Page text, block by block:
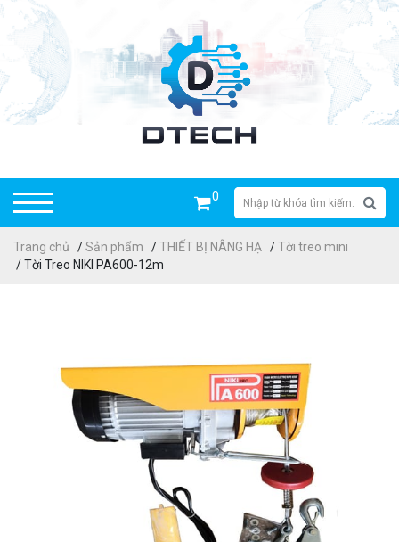
0
Trang chủ /Sản phẩm /THIẾT BỊ NÂNG HẠ /Tời treo mini
/ Tời Treo NIKI PA600-12m